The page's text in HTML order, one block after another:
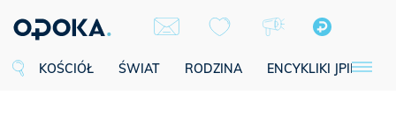
KOŚCIÓŁ ŚWIAT RODZINA ENCYKLIKI JPII